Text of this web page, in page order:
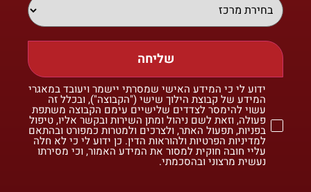
שליחה
ידוע לי כי המידע האישי שמסרתי יישמר ויעובד במאגרי
המידע של קבוצת הילוך שישי ("הקבוצה"), ובכלל זה
עשוי להימסר לצדדים שלישיים עימם הקבוצה משתפת
פעולה, וזאת לשם ניהול ומתן השירות ובקשר אליו, טיפול
בפניות, תפעול האתר, ולצרכים ולמטרות כמפורט ובהתאם
למדיניות הפרטיות ולהוראות הדין. כן ידוע לי כי לא חלה
עליי חובה חוקית למסור את המידע האמור, וכי מסירתו
נעשית מרצוני ובהסכמתי.